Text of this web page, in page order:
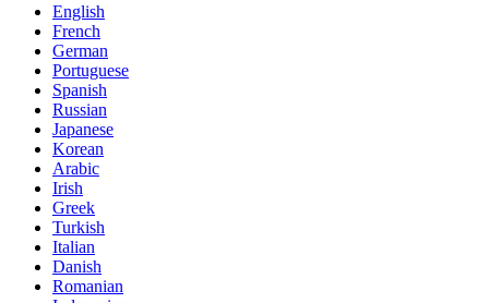
English
French
German
Portuguese
Spanish
Russian
Japanese
Korean
Arabic
Irish
Greek
Turkish
Italian
Danish
Romanian